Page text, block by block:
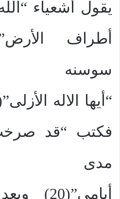
يقول أشعياء
سوسنه
فكتب “قد
مدى